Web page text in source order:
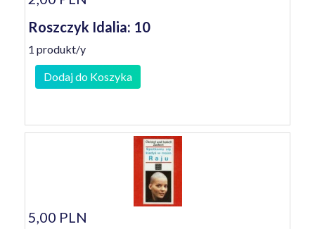
Roszczyk Idalia: 10
1 produkt/y
Dodaj do Koszyka
5,00 PLN